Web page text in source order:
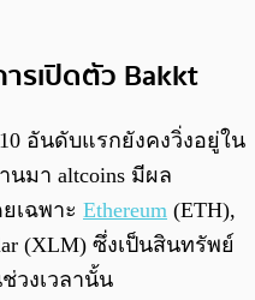
รเปิดตัว Bakkt
อันดับแรกยังคงวิ่งอยู่ใน
มา altcoins มีผล
เฉพาะ Ethereum (ETH),
(XLM) ซึ่งเป็นสินทรัพย์
วงเวลานั้น